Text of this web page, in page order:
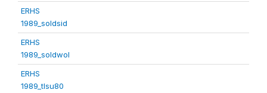
ERHS
1989_soldsid
ERHS
1989_soldwol
ERHS
1989_tlsu80